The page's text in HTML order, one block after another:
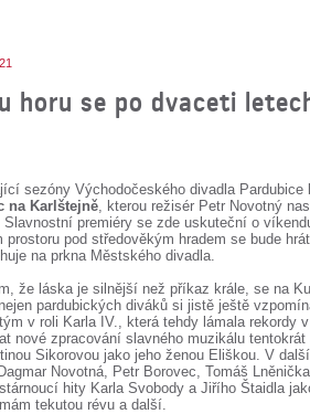
horu se po dvaceti
sezóny Východočeského divadla Pardubice
na Karlštejně, kterou režisér Petr Novotný
premiéry se zde uskuteční o
prostoru pod středověkým hradem se bude
na prkna Městského divadla.
že láska je silnější než příkaz krále, se na
pardubických diváků si jistě ještě
v roli Karla IV., která tehdy lámala rekordy
nové zpracování slavného muzikálu
Sikorovou jako jeho ženou Eliškou. V
Novotná, Petr Borovec, Tomáš
hity Karla Svobody a Jiřího Štaidla
tekutou révu a další.